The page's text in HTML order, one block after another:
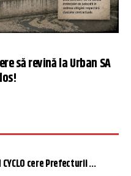
să revină la Urban SA
cere Prefecturii ...